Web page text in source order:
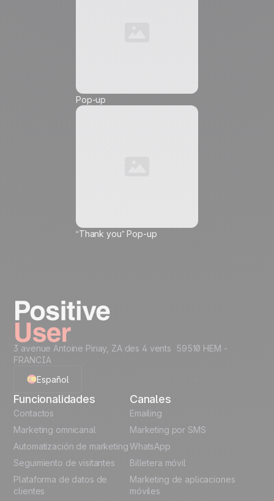
Pop-up
“Thank you” Pop-up
Take it on the next
level...
Creative Assets like
(ready HTML)
Structure
Code Snippets
Automation
templates
Unlock the full use-case
Esta elección se aplica a la dirección de correo electrónico
introducida y a todos los dispositivos en los que consulta sus
Acceder a los 40 casos
3 avenue Antoine Pinay, ZA des 4 vents 59510 HEM -
FRANCIA
Español
English
French
Polish
German
Funcionalidades
Contactos
Marketing omnicanal
Automatización de marketing
Seguimiento de visitantes
Plataforma de datos de
clientes
Canales
Emailing
Marketing por SMS
WhatsApp
Billetera móvil
Marketing de aplicaciones
móviles